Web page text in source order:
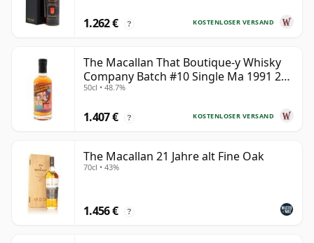
KOSTENLOSER VERSAND
1.262 € ?
The Macallan That Boutique-y Whisky
Company Batch #10 Single Ma 1991 26
Jahre alt
50cl • 48.7%
KOSTENLOSER VERSAND
1.407 € ?
The Macallan 21 Jahre alt Fine Oak
70cl • 43%
1.456 € ?